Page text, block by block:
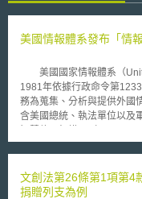
美國情報體系發布「情
美國國家情報體系（
1981年依據行政命令第
務為蒐集、分析與提供外國
含美國總統、執法單位以及
Intelligence Community）
用須遵從以下事項： 一、於經過潛在風險評估後，以適當且符合目的之方
法利用； 二、人工智慧之使用應尊重個人權利與自由，且資料取得應合法
文創法第26條第1項第4
捐贈列支為例